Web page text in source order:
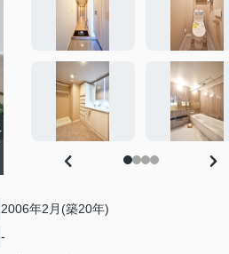
2006年2月(築20年)
-